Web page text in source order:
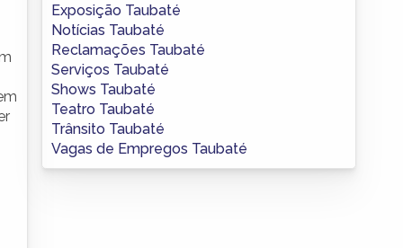
Exposição Taubaté
Notícias Taubaté
Reclamações Taubaté
Serviços Taubaté
Shows Taubaté
Teatro Taubaté
Trânsito Taubaté
Vagas de Empregos Taubaté